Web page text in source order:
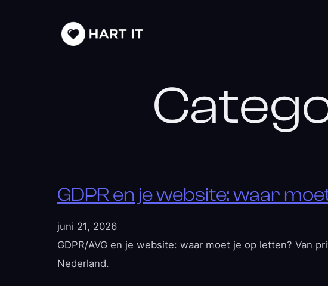
GDPR en je website: waar
juni 21, 2026
GDPR/AVG en je website: waar moet je op letten? Van
Nederland.